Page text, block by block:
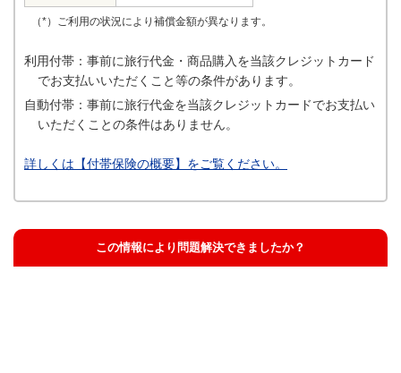
（*）ご利用の状況により補償金額が異なります。
利用付帯：事前に旅行代金・商品購入を当該クレジットカード
でお支払いいただくこと等の条件があります。
自動付帯：事前に旅行代金を当該クレジットカードでお支払い
いただくことの条件はありません。
詳しくは【付帯保険の概要】をご覧ください。
この情報により問題解決できましたか？